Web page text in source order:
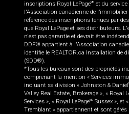
inscriptions Royal LePageMD et du
l'Association canadienne de
référence des inscriptions tenues par
que Royal LePage et ses distributeurs.
n'est pas garantie et devrait être
DDF® appartient à l'Association
identifie le REALTOR.ca Installation de
(SDD®).
*Tous les bureaux sont des propriétés
comprenant la mention « Services
incluant sa division « Johnston & Daniel
Valley Real Estate, Brokerage », « Royal
Services », « Royal LePageMD Sussex », et
Tremblant » appartiennent et sont